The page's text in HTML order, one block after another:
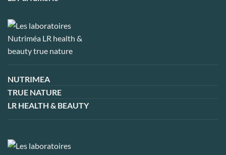
NUTRIMEA
TRUE NATURE
LR HEALTH & BEAUTY